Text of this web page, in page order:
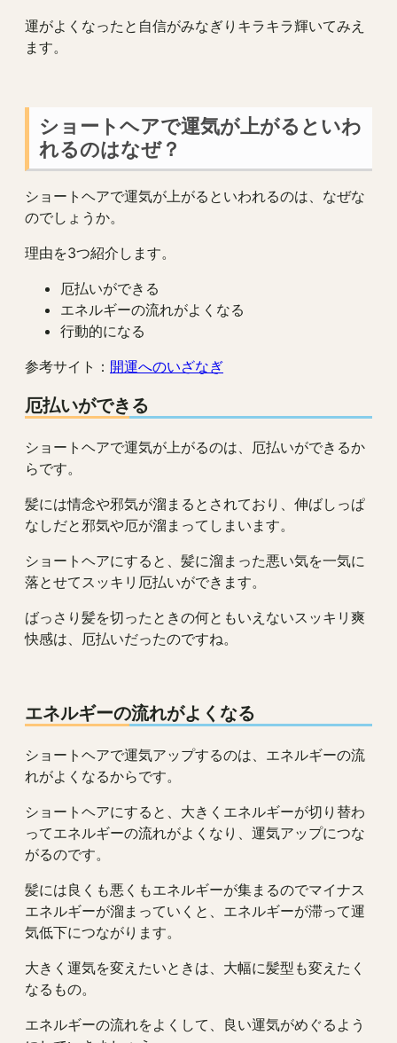
運がよくなったと自信がみなぎりキラキラ輝いてみえ
ます。
ショートヘアで運気が上がるといわ
れるのはなぜ？
ショートヘアで運気が上がるといわれるのは、なぜな
のでしょうか。
理由を3つ紹介します。
厄払いができる
エネルギーの流れがよくなる
行動的になる
参考サイト： 開運へのいざなぎ
厄払いができる
ショートヘアで運気が上がるのは、厄払いができるか
らです。
髪には情念や邪気が溜まるとされており、伸ばしっぱ
なしだと邪気や厄が溜まってしまいます。
ショートヘアにすると、髪に溜まった悪い気を一気に
落とせてスッキリ厄払いができます。
ばっさり髪を切ったときの何ともいえないスッキリ爽
快感は、厄払いだったのですね。
エネルギーの流れがよくなる
ショートヘアで運気アップするのは、エネルギーの流
れがよくなるからです。
ショートヘアにすると、大きくエネルギーが切り替わ
ってエネルギーの流れがよくなり、運気アップにつな
がるのです。
髪には良くも悪くもエネルギーが集まるのでマイナス
エネルギーが溜まっていくと、エネルギーが滞って運
気低下につながります。
大きく運気を変えたいときは、大幅に髪型も変えたく
なるもの。
エネルギーの流れをよくして、良い運気がめぐるよう